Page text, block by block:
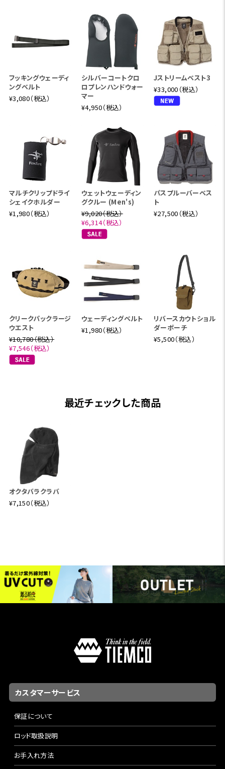
フッキングウェーディ
ングベルト
¥3,080（税込）
シルバーコートクロ
ロプレンハンドウォー
マー
¥4,950（税込）
Jストリームベスト3
¥33,000（税込）
マルチクリップドライ
シェイクホルダー
¥1,980（税込）
ウェットウェーディン
グクルー (Men's)
¥9,020（税込）
¥6,314（税込）
パスプルーバーベス
ト
¥27,500（税込）
クリークパックラージ
ウエスト
¥10,780（税込）
¥7,546（税込）
ウェーディングベルト
¥1,980（税込）
リバースカウトショル
ダーポーチ
¥5,500（税込）
最近チェックした商品
オクタバラクラバ
¥7,150（税込）
カスタマーサービス
保証について
ロッド取扱説明
お手入れ方法